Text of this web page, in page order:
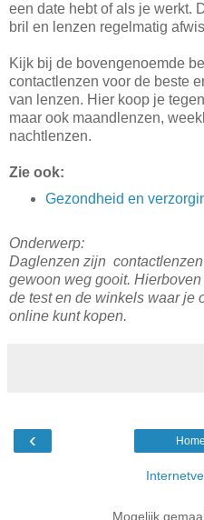
een date hebt of als je werkt.
bril en lenzen regelmatig
Kijk bij de bovengenoemde
contactlenzen voor de beste
van lenzen. Hier koop je
maar ook maandlenzen,
nachtlenzen.
Zie ook:
Gezondheid en
Onderwerp:
Daglenzen zijn
gewoon weg gooit.
de test en de winkels waar je
online kunt kopen.
‹
Mogelijk